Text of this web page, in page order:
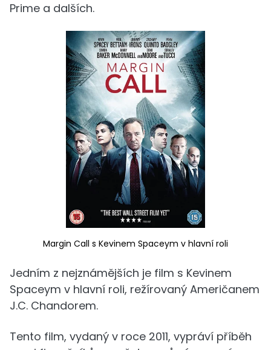
Prime a dalších.
Margin Call s Kevinem Spaceym v hlavní roli
Jedním z nejznámějších je film s Kevinem
Spaceym v hlavní roli, režírovaný Američanem
J.C. Chandorem.
Tento film, vydaný v roce 2011, vypráví příběh